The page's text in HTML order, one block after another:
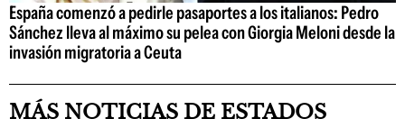
España comenzó a pedirle pasaportes a los italianos: Pedro
Sánchez lleva al máximo su pelea con Giorgia Meloni desde la
invasión migratoria a Ceuta
MÁS NOTICIAS DE ESTADOS